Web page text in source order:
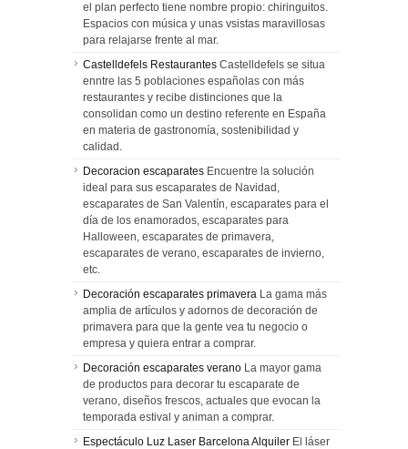
el plan perfecto tiene nombre propio: chiringuitos.
Espacios con música y unas vsistas maravillosas
para relajarse frente al mar.
Castelldefels Restaurantes Castelldefels se situa
enntre las 5 poblaciones españolas con más
restaurantes y recibe distinciones que la
consolidan como un destino referente en España
en materia de gastronomía, sostenibilidad y
calidad.
Decoracion escaparates Encuentre la solución
ideal para sus escaparates de Navidad,
escaparates de San Valentín, escaparates para el
día de los enamorados, escaparates para
Halloween, escaparates de primavera,
escaparates de verano, escaparates de invierno,
etc.
Decoración escaparates primavera La gama más
amplia de artículos y adornos de decoración de
primavera para que la gente vea tu negocio o
empresa y quiera entrar a comprar.
Decoración escaparates verano La mayor gama
de productos para decorar tu escaparate de
verano, diseños frescos, actuales que evocan la
temporada estival y animan a comprar.
Espectáculo Luz Laser Barcelona Alquiler El láser